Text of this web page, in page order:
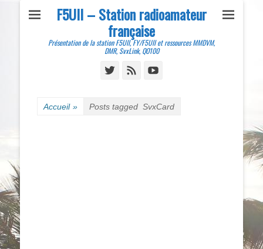
F5UII – Station radioamateur
française
Présentation de la station F5UII, FY/F5UII et ressources MMDVM,
DMR, SvxLink, QO100
TwitterFeed
Accueil » Posts tagged SvxCard